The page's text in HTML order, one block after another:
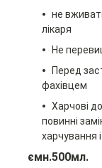
не
лікаря
Не
Перед
фахівцем
Харчові
повинні
харчування
ємн.500мл.